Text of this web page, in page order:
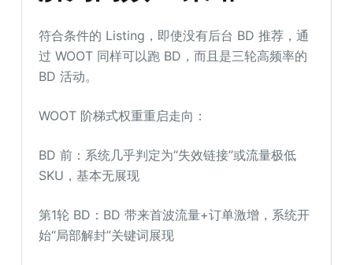
符合条件的 Listing，即使没有后台 BD 推荐，通
过 WOOT 同样可以跑 BD，而且是三轮高频率的
BD 活动。
WOOT 阶梯式权重重启走向：
BD 前：系统几乎判定为“失效链接”或流量极低
SKU，基本无展现
第1轮 BD：BD 带来首波流量+订单激增，系统开
始“局部解封”关键词展现